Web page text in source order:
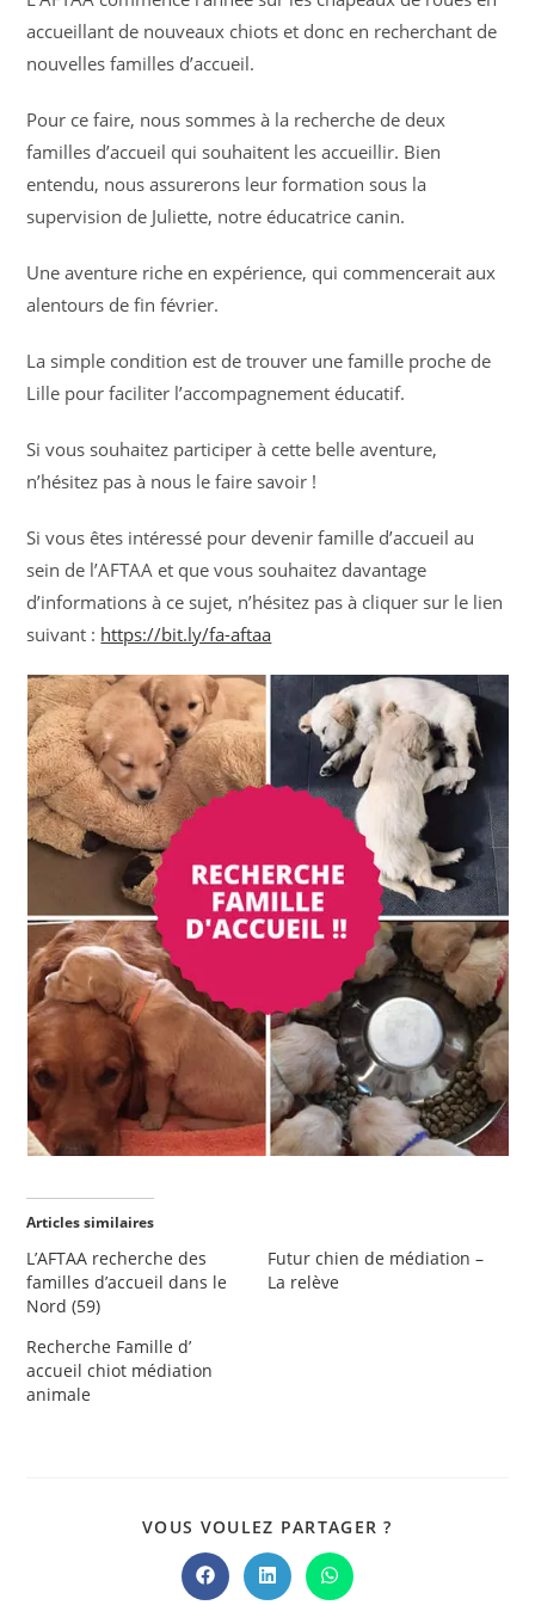
accueillant de nouveaux chiots et donc en recherchant de
nouvelles familles d’accueil.
Pour ce faire, nous sommes à la recherche de deux
familles d’accueil qui souhaitent les accueillir. Bien
entendu, nous assurerons leur formation sous la
supervision de Juliette, notre éducatrice canin.
Une aventure riche en expérience, qui commencerait aux
alentours de fin février.
La simple condition est de trouver une famille proche de
Lille pour faciliter l’accompagnement éducatif.
Si vous souhaitez participer à cette belle aventure,
n’hésitez pas à nous le faire savoir !
Si vous êtes intéressé pour devenir famille d’accueil au
sein de l’AFTAA et que vous souhaitez davantage
d’informations à ce sujet, n’hésitez pas à cliquer sur le lien
suivant : https://bit.ly/fa-aftaa
Articles similaires
L’AFTAA recherche des
familles d’accueil dans le
Nord (59)
Futur chien de médiation –
La relève
Recherche Famille d’
accueil chiot médiation
animale
VOUS VOULEZ PARTAGER ?
Ouvrir
dans
Ouvrir
dans
Ouvrir
dans